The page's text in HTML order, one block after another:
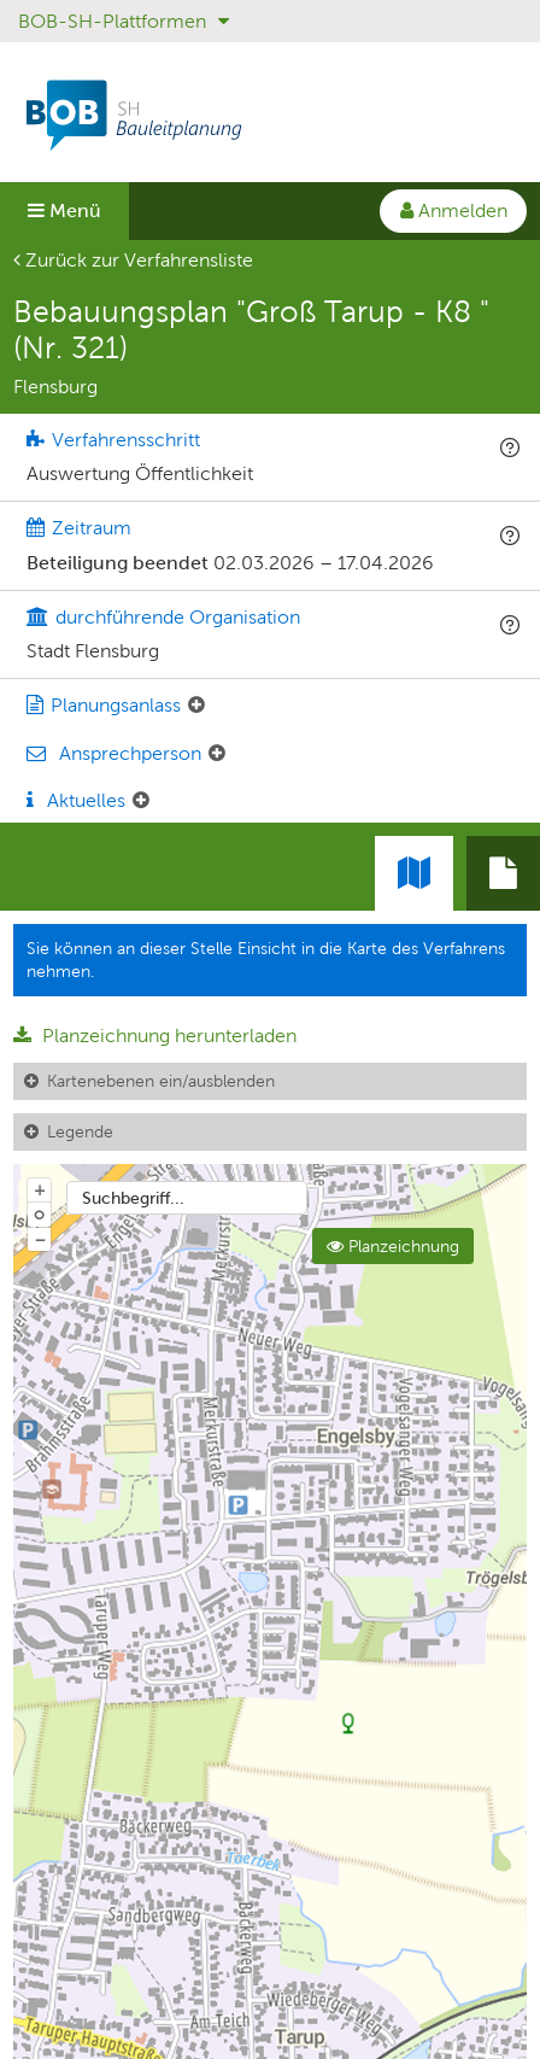
Sprungmenü
Direkt
Hauptnavigation
springen
Direkt
Inhalt
springen
BOB-SH-Plattformen
Menü
Anmelden
Aktuelle Seite
Zurück zur Verfahrensliste
Bebauungsplan "Groß Tarup - K8 "
(Nr. 321)
Flensburg
Verfahrensschritt
Auswertung Öffentlichkeit
Zeitraum
Beteiligung beendet 02.03.2026 – 17.04.2026
durchführende Organisation
Stadt Flensburg
Planungsanlass
Ansprechperson
Aktuelles
Sie können an dieser Stelle Einsicht in die Karte des Verfahrens
nehmen.
Planzeichnung herunterladen
Kartenebenen ein/ausblenden
Legende
Suchbegriff...
Planzeichnung
+
o
−